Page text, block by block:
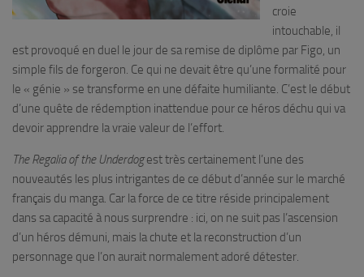
croie
intouchable, il
est provoqué en duel le jour de sa remise de diplôme par Figo, un
simple fils de forgeron. Ce qui ne devait être qu’une formalité pour
le « génie » se transforme en une défaite humiliante. C’est le début
d’une quête de rédemption inattendue pour ce héros déchu qui va
devoir apprendre la vraie valeur de l’effort.
The Regalia of the Underdogest très certainement l’une des
nouveautés les plus intrigantes de ce début d’année sur le marché
français du manga. Car la force de ce titre réside principalement
dans sa capacité à nous surprendre : ici, on ne suit pas l’ascension
d’un héros démuni, mais la chute et la reconstruction d’un
personnage que l’on aurait normalement adoré détester.